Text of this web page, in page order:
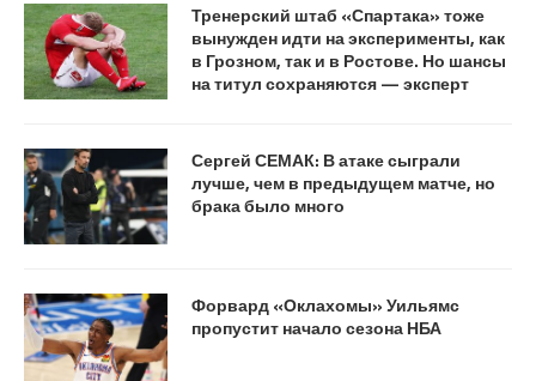
Тренерский штаб «Спартака» тоже
вынужден идти на эксперименты, как
в Грозном, так и в Ростове. Но шансы
на титул сохраняются — эксперт
Сергей СЕМАК: В атаке сыграли
лучше, чем в предыдущем матче, но
брака было много
Форвард «Оклахомы» Уильямс
пропустит начало сезона НБА